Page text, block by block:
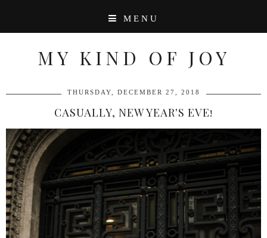
MENU
MY KIND OF JOY
THURSDAY, DECEMBER 27, 2018
CASUALLY, NEW YEAR'S EVE!